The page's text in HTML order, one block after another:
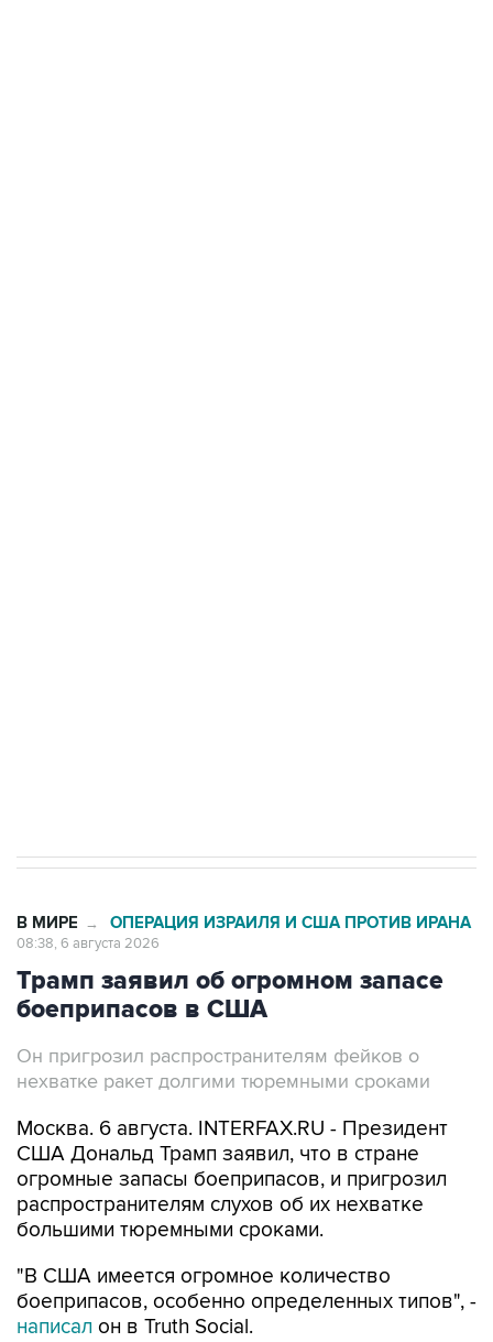
В МИРЕ → ОПЕРАЦИЯ ИЗРАИЛЯ И США ПРОТИВ ИРАНА
08:38, 6 августа 2026
Трамп заявил об огромном запасе
боеприпасов в США
Он пригрозил распространителям фейков о
нехватке ракет долгими тюремными сроками
Москва. 6 августа. INTERFAX.RU - Президент
США Дональд Трамп заявил, что в стране
огромные запасы боеприпасов, и пригрозил
распространителям слухов об их нехватке
большими тюремными сроками.
"В США имеется огромное количество
боеприпасов, особенно определенных типов", -
написал он в Truth Social.